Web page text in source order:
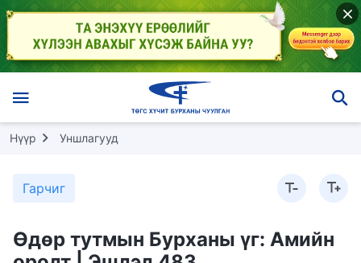
Нүүр Уншлагууд
Гарчиг
Өдөр тутмын Бурханы үг: Амийн